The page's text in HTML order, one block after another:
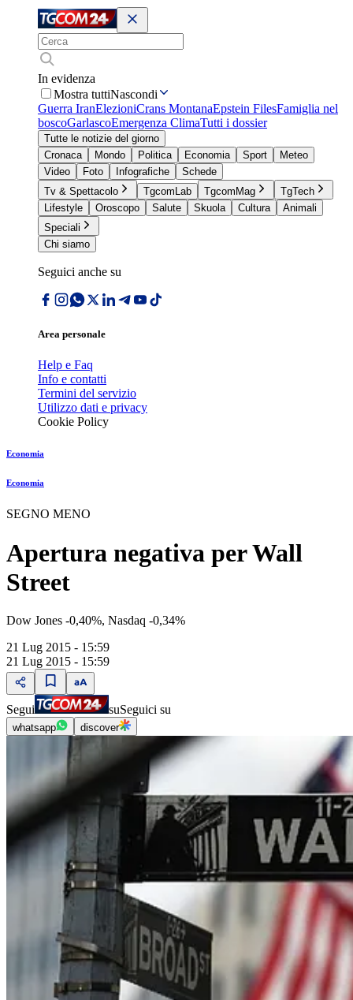
In evidenza
Mostra tuttiNascondi
Guerra IranElezioniCrans MontanaEpstein FilesFamiglia nel
boscoGarlascoEmergenza ClimaTutti i dossier
Tutte le notizie del giorno
Cronaca
Mondo Politica Economia Sport
Meteo
Video
Foto Infografiche
Schede
Tv & Spettacolo
TgcomLab TgcomMag
TgTech
Lifestyle
Oroscopo Salute Skuola Cultura
Animali
Speciali
Chi siamo
Seguici anche su
Area personale
Help e Faq
Info e contatti
Termini del servizio
Utilizzo dati e privacy
Cookie Policy
Economia
Economia
SEGNO MENO
Apertura negativa per Wall
Street
Dow Jones -0,40%, Nasdaq -0,34%
21 Lug 2015 - 15:59
21 Lug 2015 - 15:59
Segui suSeguici su
whatsapp discover